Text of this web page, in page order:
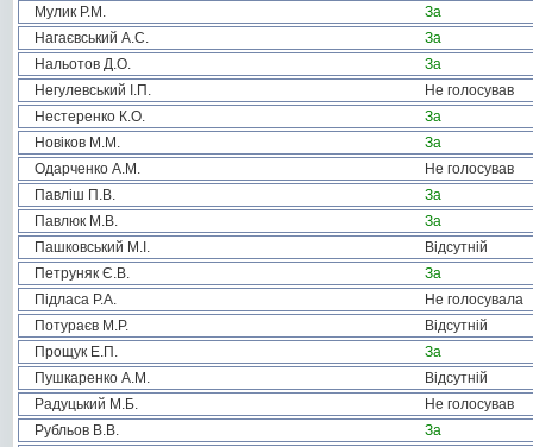
Мулик Р.М.
За
Нагаєвський А.С.
За
Нальотов Д.О.
За
Негулевський І.П.
Не голосував
Нестеренко К.О.
За
Новіков М.М.
За
Одарченко А.М.
Не голосував
Павліш П.В.
За
Павлюк М.В.
За
Пашковський М.І.
Відсутній
Петруняк Є.В.
За
Підласа Р.А.
Не голосувала
Потураєв М.Р.
Відсутній
Прощук Е.П.
За
Пушкаренко А.М.
Відсутній
Радуцький М.Б.
Не голосував
Рубльов В.В.
За